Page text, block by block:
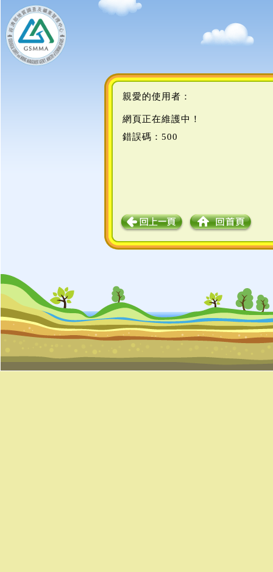
親愛的使用者：
網頁正在維護中！
錯誤碼：500